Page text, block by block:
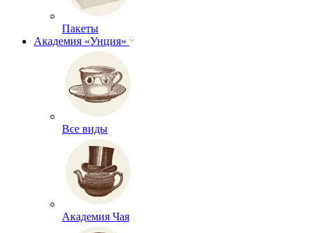
Пакеты
Академия «Унция»
Все виды
Академия Чая